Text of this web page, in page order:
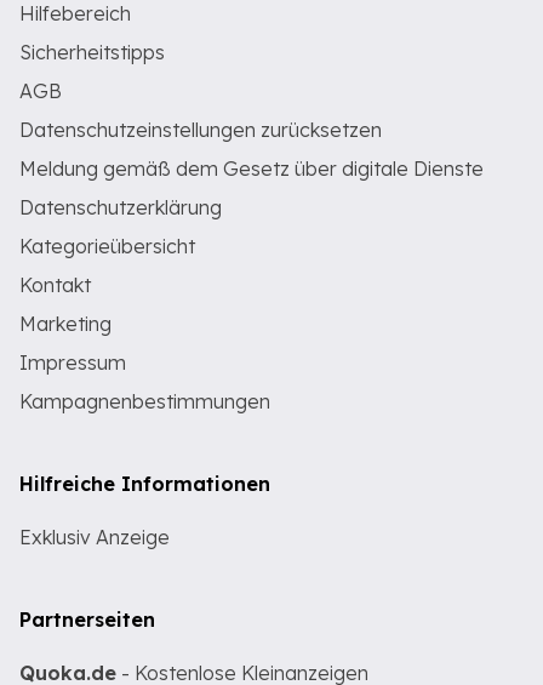
Hilfebereich
Sicherheitstipps
AGB
Datenschutzeinstellungen zurücksetzen
Meldung gemäß dem Gesetz über digitale Dienste
Datenschutzerklärung
Kategorieübersicht
Kontakt
Marketing
Impressum
Kampagnenbestimmungen
Hilfreiche Informationen
Exklusiv Anzeige
Partnerseiten
Quoka.de - Kostenlose Kleinanzeigen